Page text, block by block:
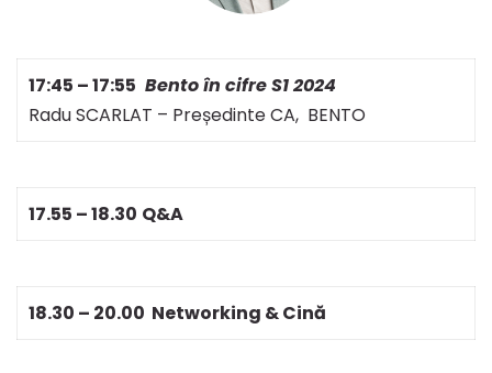
17:45 – 17:55 Bento în cifreS1 2024
Radu SCARLAT – Președinte CA, BENTO
17.55 – 18.30 Q&A
18.30 – 20.00 Networking & Cină